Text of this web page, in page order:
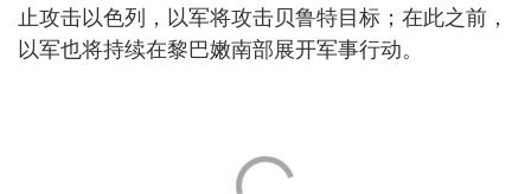
止攻击以色列，以军将攻击贝鲁特目标；在此之前，
以军也将持续在黎巴嫩南部展开军事行动。